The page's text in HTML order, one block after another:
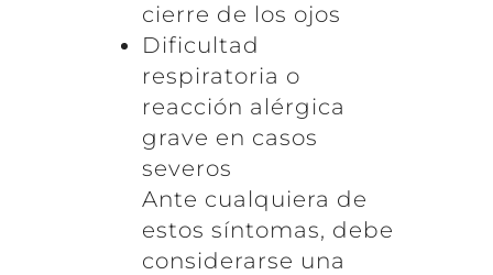
cierre de los ojos
Dificultad
respiratoria o
reacción alérgica
grave en casos
severos
Ante cualquiera de
estos síntomas, debe
considerarse una